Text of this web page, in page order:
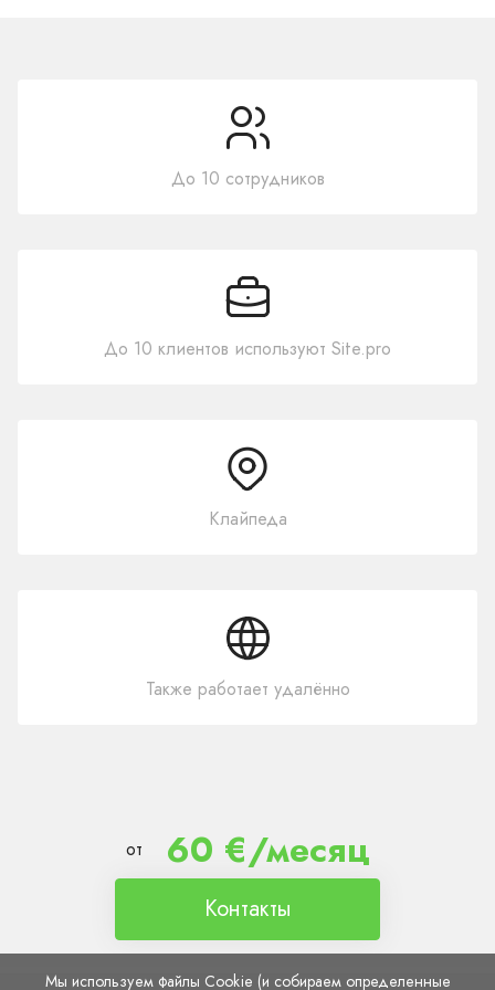
До 10 сотрудников
До 10 клиентов используют Site.pro
Клайпеда
Также работает удалённо
от 60 €/месяц
Контакты
Мы используем файлы Cookie (и собираем определенные